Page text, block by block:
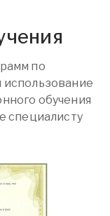
по
обучения
специалисту